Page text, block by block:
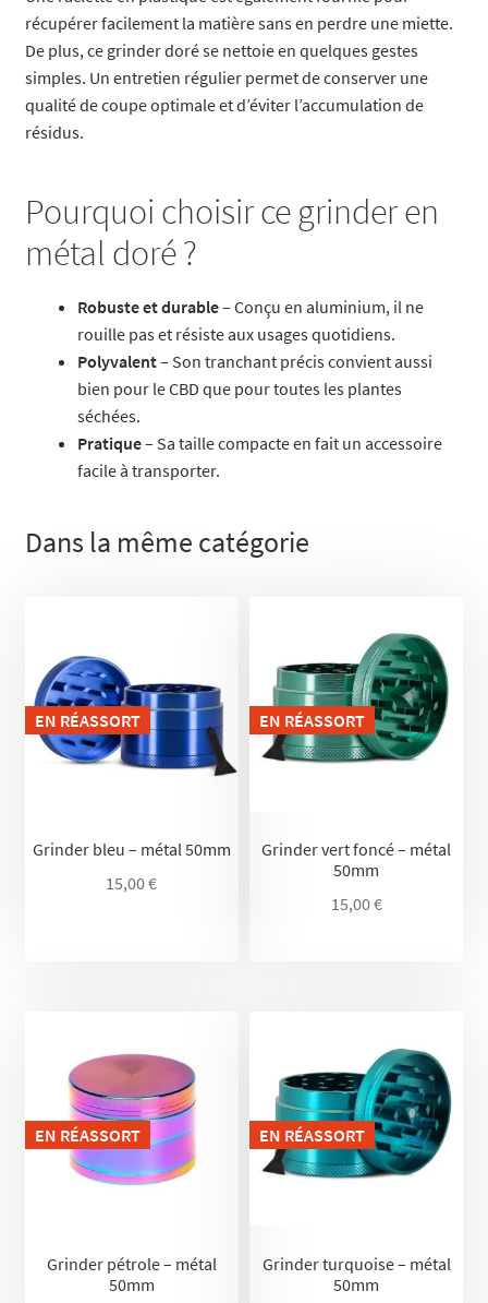
récupérer facilement la matière sans en perdre une miette.
De plus, ce grinder doré se nettoie en quelques gestes
simples. Un entretien régulier permet de conserver une
qualité de coupe optimale et d’éviter l’accumulation de
résidus.
Pourquoi choisir ce grinder en
métal doré ?
Robuste et durable– Conçu en aluminium, il ne
rouille pas et résiste aux usages quotidiens.
Polyvalent– Son tranchant précis convient aussi
bien pour le CBD que pour toutes les plantes
séchées.
Pratique– Sa taille compacte en fait un accessoire
facile à transporter.
Dans la même catégorie
EN RÉASSORT
Grinder bleu – métal 50mm
15,00€
EN RÉASSORT
Grinder vert foncé – métal
50mm
15,00€
EN RÉASSORT
Grinder pétrole – métal
50mm
EN RÉASSORT
Grinder turquoise – métal
50mm